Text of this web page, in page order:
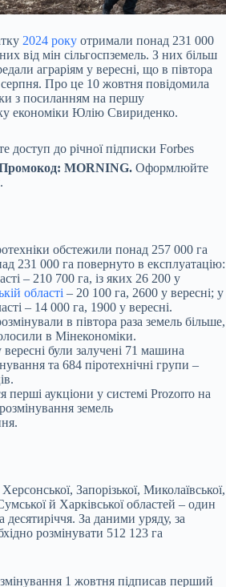
2024 року отримали понад 231 000
від мін сільгоспземель. З них більш
аграріям у вересні, що в півтора
серпня. Про це 10 жовтня повідомила
з посиланням на першу
економіки Юлію Свириденко.
доступ до річної підписки Forbes
MORNING. Оформлюйте
обстежили понад 257 000 га
231 000 га повернуто в експлуатацію:
– 210 700 га, із яких 26 200 у
області – 20 100 га, 2600 у вересні; у
– 14 000 га, 1900 у вересні.
в півтора раза земель більше,
в Мінекономіки.
були залучені 71 машина
та 684 піротехнічні групи –
перші аукціони у системі Prozorro на
земель
Запорізької, Миколаївської,
й Харківської областей – один
десятиріччя. За даними уряду, за
розмінувати 512 123 га
1 жовтня підписав перший